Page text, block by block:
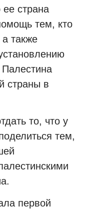
страна
тем, кто
также
Палестина
страны в
то, что у
тем,
первой